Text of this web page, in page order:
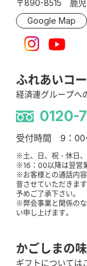
〒890-8515 鹿児
Google Map
ふれあいコ
経済連グループへ
0120-
受付時間 9：00
※土、日、祝・休日、
※16：00以降は翌営
※お客様との通話内
音させていただきます
予めご了承下さい。
※弊会事業と関係の
い申し上げます。
かごしまの
ギフトについては